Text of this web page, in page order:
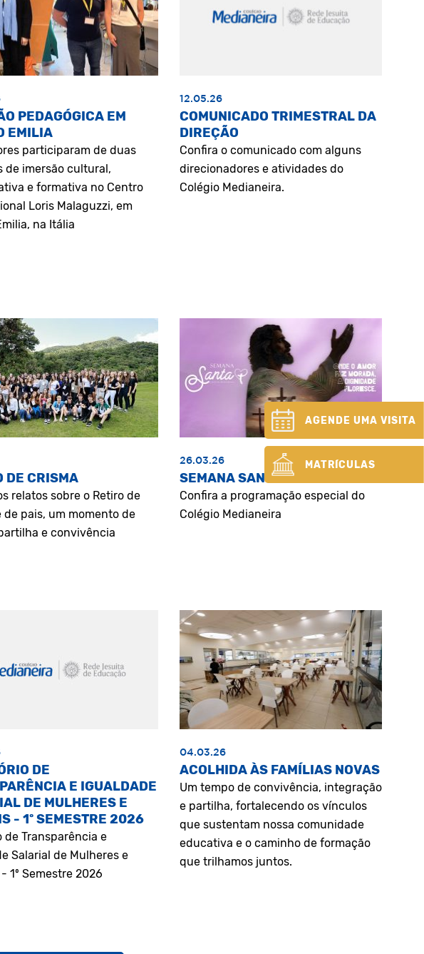
PEDAGÓGICA EM
EMILIA
participaram de duas
de imersão cultural,
e formativa no Centro
Loris Malaguzzi, em
na Itália
12.05.26
COMUNICADO TRIMESTRAL DA
DIREÇÃO
Confira o comunicado com alguns
direcionadores e atividades do
Colégio Medianeira.
DE CRISMA
relatos sobre o Retiro de
de pais, um momento de
e convivência
26.03.26
SEMANA SANTA
Confira a programação especial do
Colégio Medianeira
DE
E IGUALDADE
DE MULHERES E
- 1º SEMESTRE 2026
de Transparência e
Salarial de Mulheres e
1º Semestre 2026
04.03.26
ACOLHIDA ÀS FAMÍLIAS NOVAS
Um tempo de convivência, integração
e partilha, fortalecendo os vínculos
que sustentam nossa comunidade
educativa e o caminho de formação
que trilhamos juntos.
AGENDE UMA VISITA
MATRÍCULAS